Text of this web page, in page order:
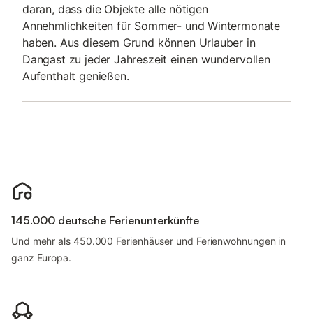
daran, dass die Objekte alle nötigen
Annehmlichkeiten für Sommer- und Wintermonate
haben. Aus diesem Grund können Urlauber in
Dangast zu jeder Jahreszeit einen wundervollen
Aufenthalt genießen.
145.000 deutsche Ferienunterkünfte
Und mehr als 450.000 Ferienhäuser und Ferienwohnungen in
ganz Europa.